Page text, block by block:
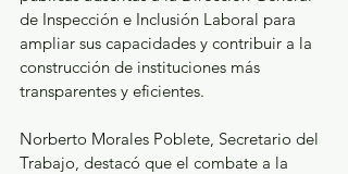
de Inspección e Inclusión Laboral para
ampliar sus capacidades y contribuir a la
construcción de instituciones más
transparentes y eficientes.
Norberto Morales Poblete, Secretario del
Trabajo, destacó que el combate a la